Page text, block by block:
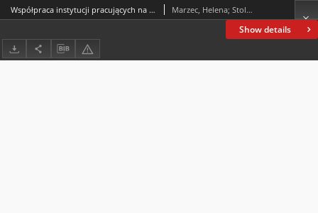
Show details
Współpraca instytucji pracujących na rzecz dziecka i rodziny. T. 1, Lokalny system pomocy rodzinie Marzec, Helena; Stolarczyk, Michał; Szymczyk, Katarzyna